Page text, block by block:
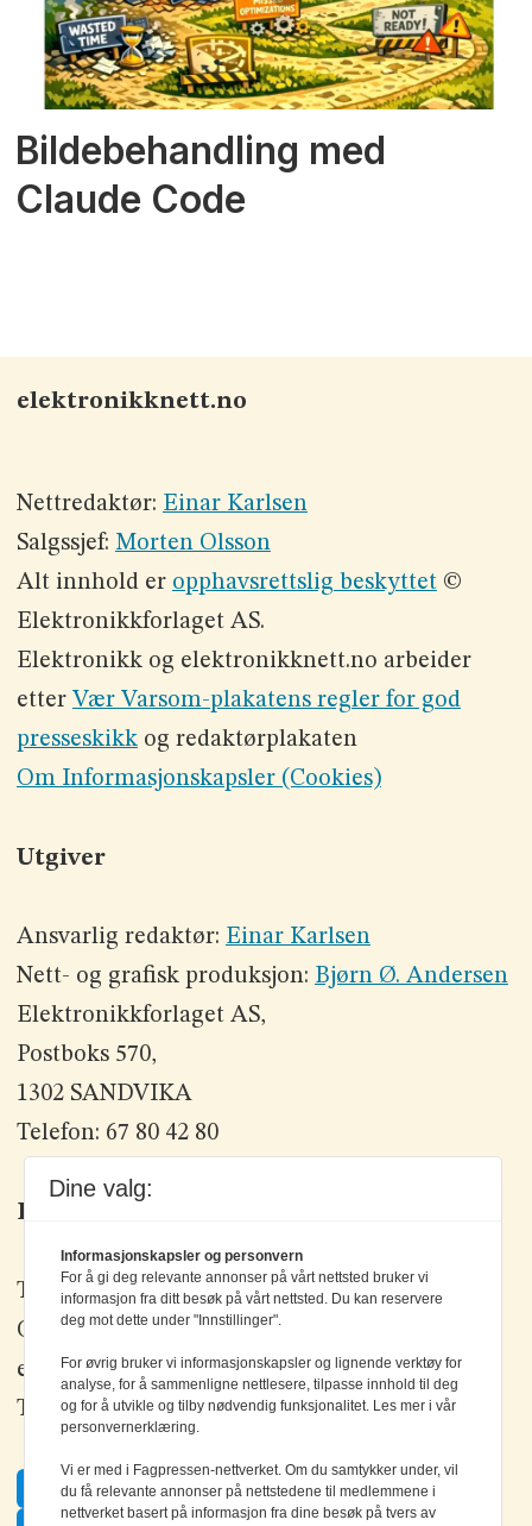
Bildebehandling med
Claude Code
elektronikknett.no
Nettredaktør: Einar Karlsen
Salgssjef: Morten Olsson
Alt innhold er opphavsrettslig beskyttet©
Elektronikkforlaget AS.
Elektronikk og elektronikknett.no arbeider
etter Vær Varsom-plakatens regler for god
presseskikkog redaktørplakaten
Om Informasjonskapsler (Cookies)
Utgiver
Ansvarlig redaktør: Einar Karlsen
Nett- og grafisk produksjon: Bjørn Ø. Andersen
Elektronikkforlaget AS,
Postboks 570,
1302 SANDVIKA
Telefon: 67 80 42 80
Kontakt oss
Tlf: +47 67 80 42 80
Olav Brunborgs vei 6, 1396 Billingstad
epost: elektronikk@elektronikkforlaget.no
Tips oss:tips@elektronikkforlaget.no
Facebook
Dine valg:
Informasjonskapsler og personvern
For å gi deg relevante annonser på vårt nettsted bruker vi
informasjon fra ditt besøk på vårt nettsted. Du kan reservere
deg mot dette under "Innstillinger".
For øvrig bruker vi informasjonskapsler og lignende verktøy for
analyse, for å sammenligne nettlesere, tilpasse innhold til deg
og for å utvikle og tilby nødvendig funksjonalitet. Les mer i vår
personvernerklæring.
Vi er med i Fagpressen-nettverket. Om du samtykker under, vil
du få relevante annonser på nettstedene til medlemmene i
nettverket basert på informasjon fra dine besøk på tvers av